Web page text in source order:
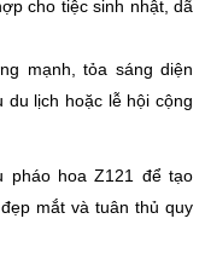
cho tiệc sinh nhật, dã
mạnh, tỏa sáng diện
lịch hoặc lễ hội cộng
pháo hoa Z121 để tạo
mắt và tuân thủ quy